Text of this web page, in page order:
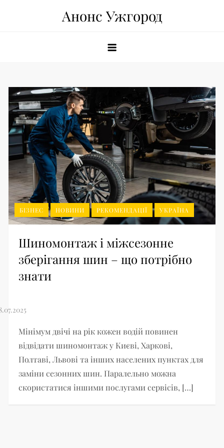
Анонс Ужгород
БІЗНЕС НОВИНИ РЕКОМЕНДАЦІЇ УКРАЇНА
Шиномонтаж і міжсезонне
зберігання шин – що потрібно
знати
Мінімум двічі на рік кожен водій повинен
відвідати шиномонтаж у Києві, Харкові,
Полтаві, Львові та інших населених пунктах для
заміни сезонних шин. Паралельно можна
скористатися іншими послугами сервісів, […]